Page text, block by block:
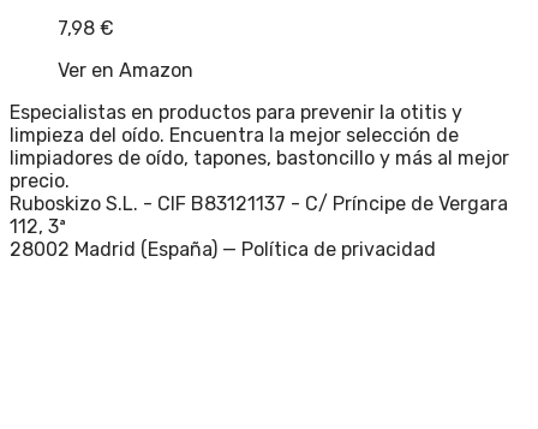
7,98 €
Ver en Amazon
Especialistas en productos para prevenir la otitis y
limpieza del oído. Encuentra la mejor selección de
limpiadores de oído, tapones, bastoncillo y más al mejor
precio.
Ruboskizo S.L. - CIF B83121137 - C/ Príncipe de Vergara
112, 3ª
28002 Madrid (España) — Política de privacidad